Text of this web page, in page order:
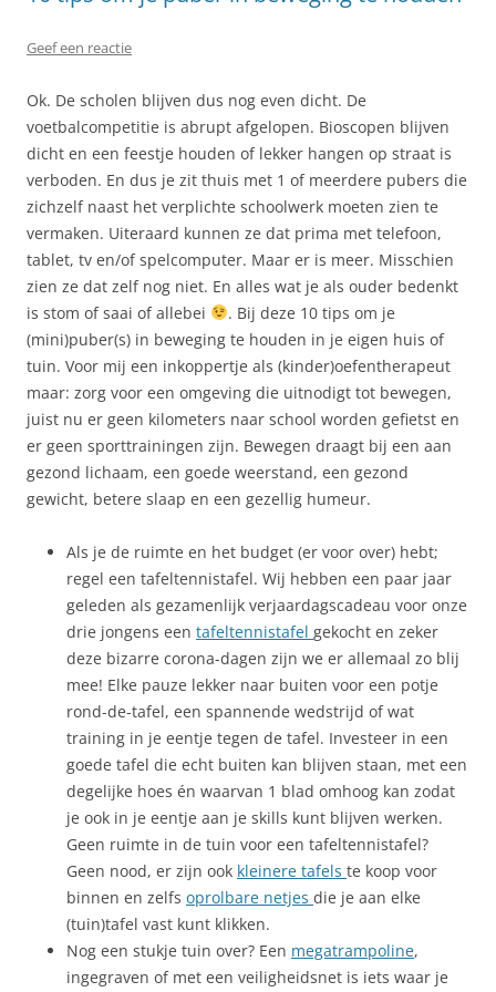
Geef een reactie
Ok. De scholen blijven dus nog even dicht. De
voetbalcompetitie is abrupt afgelopen. Bioscopen blijven
dicht en een feestje houden of lekker hangen op straat is
verboden. En dus je zit thuis met 1 of meerdere pubers die
zichzelf naast het verplichte schoolwerk moeten zien te
vermaken. Uiteraard kunnen ze dat prima met telefoon,
tablet, tv en/of spelcomputer. Maar er is meer. Misschien
zien ze dat zelf nog niet. En alles wat je als ouder bedenkt
is stom of saai of allebei
. Bij deze 10 tips om je
(mini)puber(s) in beweging te houden in je eigen huis of
tuin. Voor mij een inkoppertje als (kinder)oefentherapeut
maar: zorg voor een omgeving die uitnodigt tot bewegen,
juist nu er geen kilometers naar school worden gefietst en
er geen sporttrainingen zijn. Bewegen draagt bij een aan
gezond lichaam, een goede weerstand, een gezond
gewicht, betere slaap en een gezellig humeur.
Als je de ruimte en het budget (er voor over) hebt;
regel een tafeltennistafel. Wij hebben een paar jaar
geleden als gezamenlijk verjaardagscadeau voor onze
drie jongens een tafeltennistafel gekocht en zeker
deze bizarre corona-dagen zijn we er allemaal zo blij
mee! Elke pauze lekker naar buiten voor een potje
rond-de-tafel, een spannende wedstrijd of wat
training in je eentje tegen de tafel. Investeer in een
goede tafel die echt buiten kan blijven staan, met een
degelijke hoes én waarvan 1 blad omhoog kan zodat
je ook in je eentje aan je skills kunt blijven werken.
Geen ruimte in de tuin voor een tafeltennistafel?
Geen nood, er zijn ook kleinere tafels te koop voor
binnen en zelfs oprolbare netjes die je aan elke
(tuin)tafel vast kunt klikken.
Nog een stukje tuin over? Een megatrampoline,
ingegraven of met een veiligheidsnet is iets waar je